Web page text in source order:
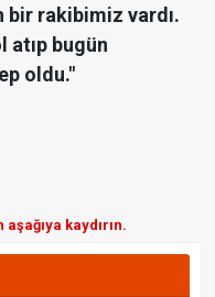
rakibimiz vardı.
bugün
oldu."
kaydırın.